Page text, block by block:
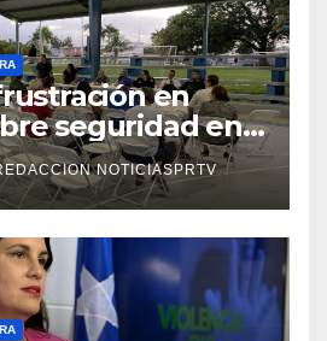
en
seguridad en
NOTICIASPRTV